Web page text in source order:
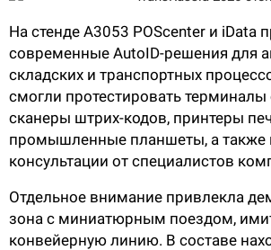
ПОЛЕЗНЫЕ РЕСУРСЫ
Самая актуальная и необходимая информация о
технической составляющей ассортимента
НОВОСТИ ЖУРНАЛ КОНФЕРЕНЦИИ
+7 (495) 518-94-41
На стенде A3053 POScenter и iData
современные AutoID-решения для
складских и транспортных
смогли протестировать терминалы
сканеры штрих-кодов, принтеры
промышленные планшеты, а также
консультации от специалистов
Отдельное внимание привлекла
зона с миниатюрным поездом,
конвейерную линию. В составе